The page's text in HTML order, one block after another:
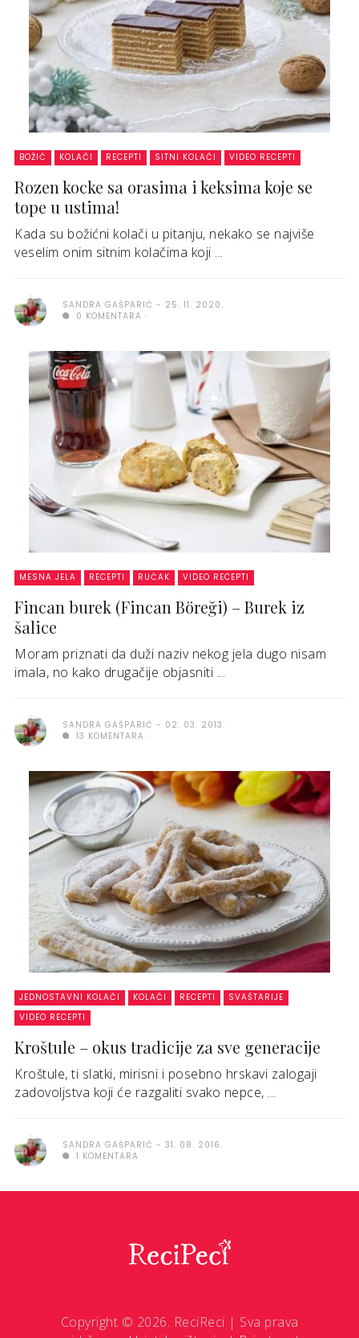
BOŽIĆ KOLAČI RECEPTI SITNI KOLAČI VIDEO RECEPTI
Rozen kocke sa orasima i keksima koje se
tope u ustima!
Kada su božićni kolači u pitanju, nekako se najviše
veselim onim sitnim kolačima koji ...
SANDRA GAŠPARIĆ
25. 11. 2020.
0 KOMENTARA
MESNA JELA RECEPTI RUČAK VIDEO RECEPTI
Fincan burek (Fincan Böreği) – Burek iz
šalice
Moram priznati da duži naziv nekog jela dugo nisam
imala, no kako drugačije objasniti ...
SANDRA GAŠPARIĆ
02. 03. 2013.
13 KOMENTARA
JEDNOSTAVNI KOLAČI KOLAČI RECEPTI
SVAŠTARIJE
VIDEO RECEPTI
Kroštule – okus tradicije za sve generacije
Kroštule, ti slatki, mirisni i posebno hrskavi zalogaji
zadovoljstva koji će razgaliti svako nepce, ...
SANDRA GAŠPARIĆ
31. 08. 2016.
1 KOMENTARA
Copyright © 2026. ReciReci | Sva prava